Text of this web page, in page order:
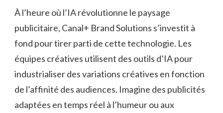
À l’heure où l’IA révolutionne le paysage
publicitaire, Canal+ Brand Solutions s’investit à
fond pour tirer parti de cette technologie. Les
équipes créatives utilisent des outils d’IA pour
industrialiser des variations créatives en fonction
de l’affinité des audiences. Imagine des publicités
adaptées en temps réel à l’humeur ou aux